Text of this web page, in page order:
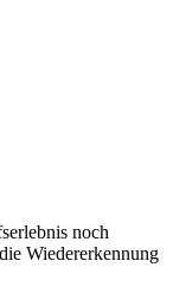
noch
Wiedererkennung